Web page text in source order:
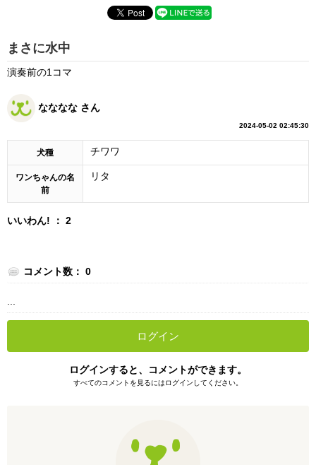
まさに水中
演奏前の1コマ
なななな さん
2024-05-02 02:45:30
犬種 チワワ
ワンちゃんの名
前
リタ
いいわん! ： 2
コメント数： 0
...
ログイン
ログインすると、コメントができます。
すべてのコメントを見るにはログインしてください。